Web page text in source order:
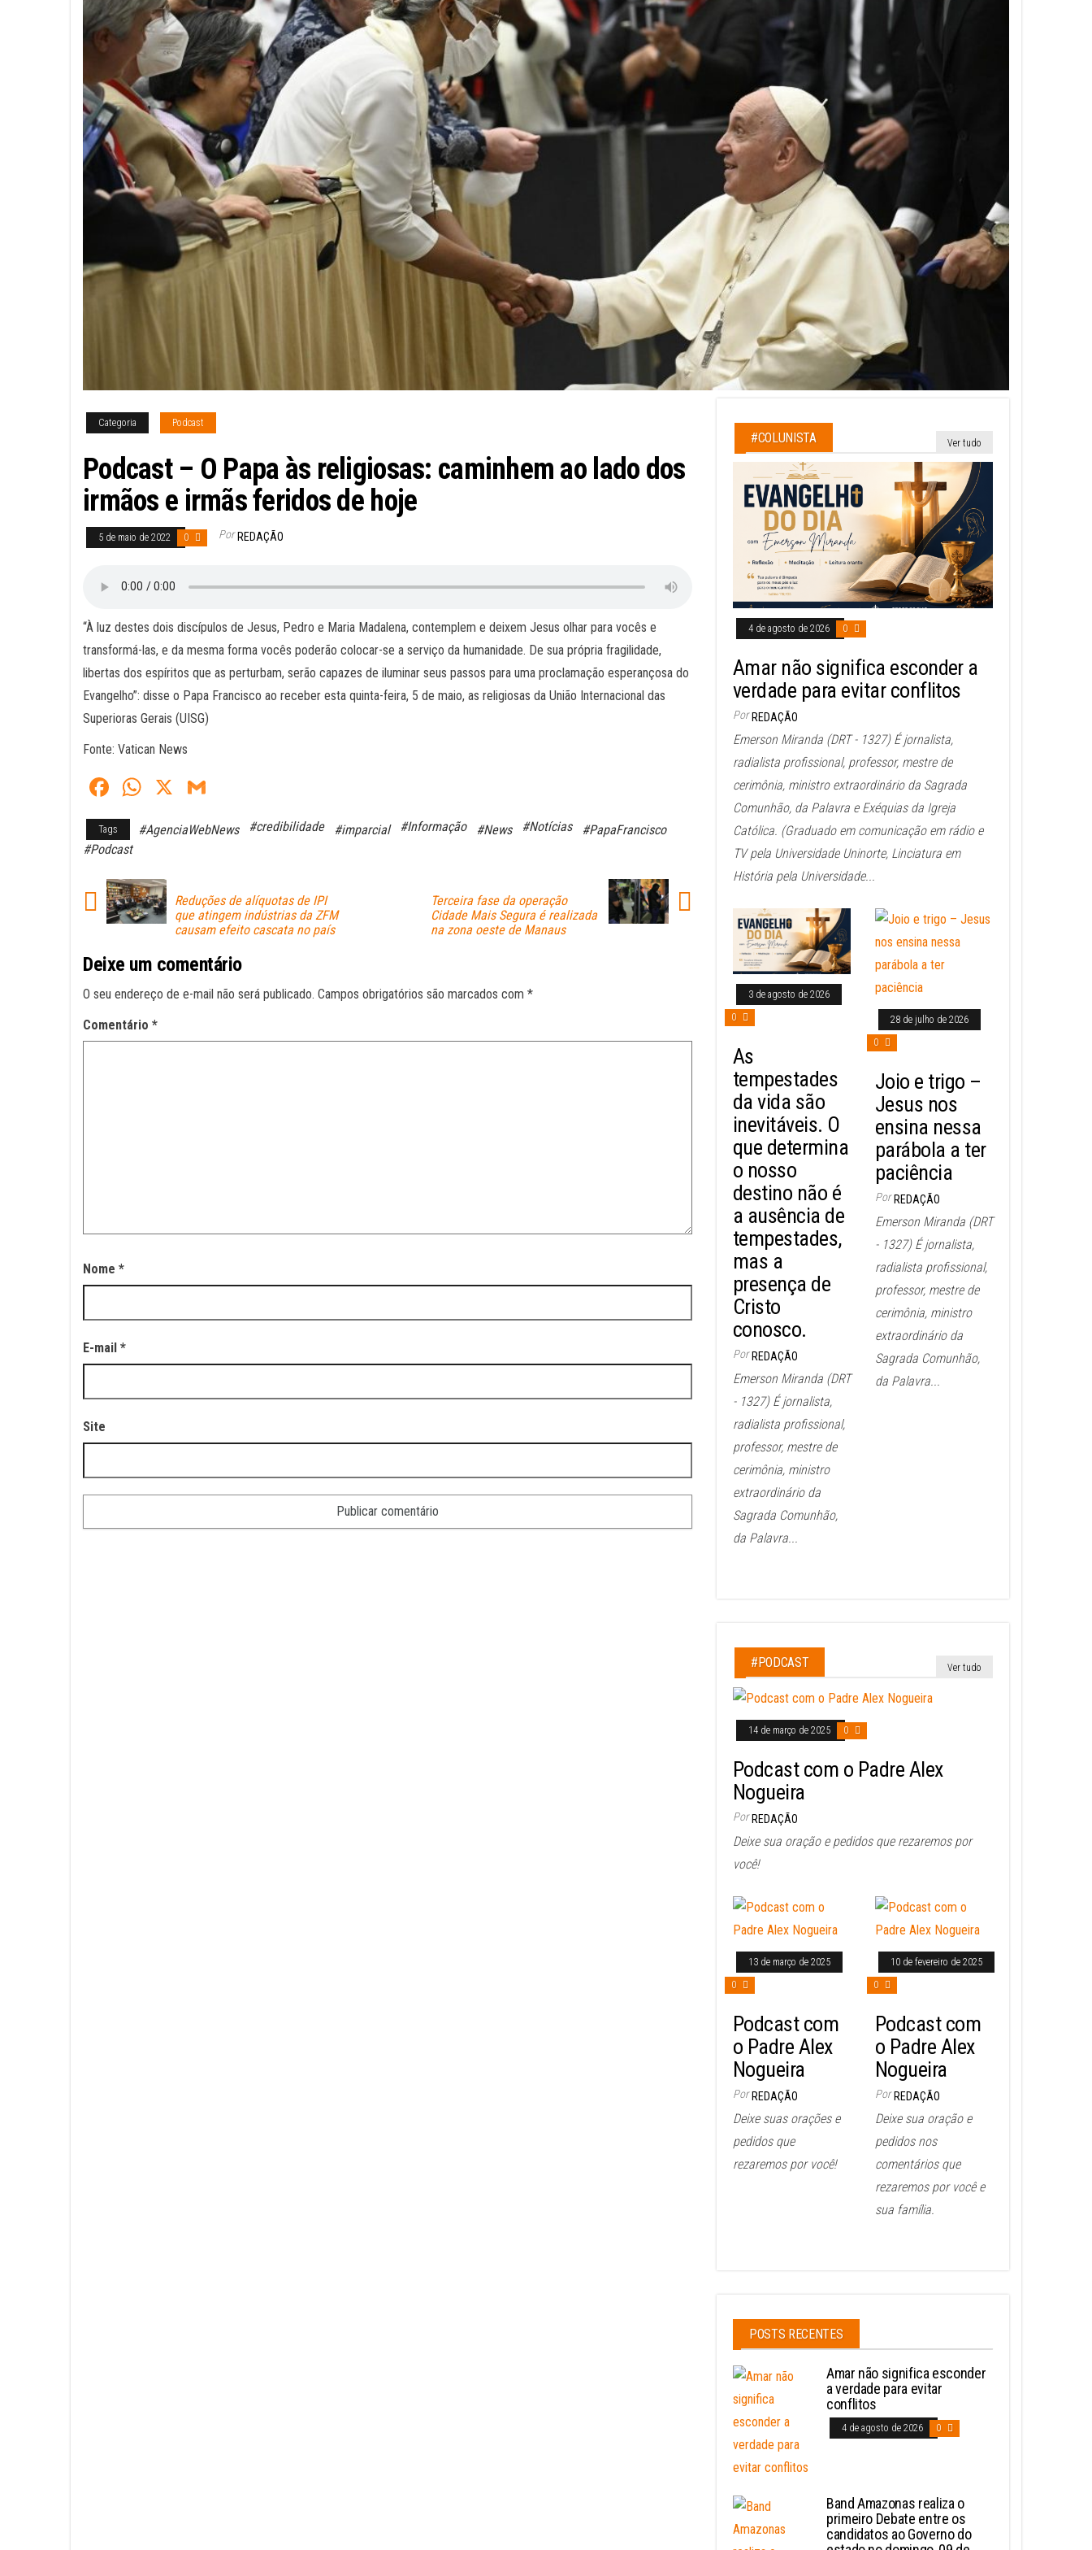
Categoria Podcast
Podcast – O Papa às religiosas: caminhem ao lado dos
irmãos e irmãs feridos de hoje
5 de maio de 2022 0 Por REDAÇÃO
“À luz destes dois discípulos de Jesus, Pedro e Maria Madalena, contemplem e deixem Jesus olhar para vocês e
transformá-las, e da mesma forma vocês poderão colocar-se a serviço da humanidade. De sua própria fragilidade,
libertas dos espíritos que as perturbam, serão capazes de iluminar seus passos para uma proclamação esperançosa do
Evangelho”: disse o Papa Francisco ao receber esta quinta-feira, 5 de maio, as religiosas da União Internacional das
Superioras Gerais (UISG)
Fonte: Vatican News
Fa
ce
bo
ok
W
ts
pp
X
ail
Tags #AgenciaWebNews #credibilidade #imparcial #Informação #News #Notícias
#PapaFrancisco
#Podcast
Reduções de alíquotas de IPI
que atingem indústrias da ZFM
causam efeito cascata no país
Terceira fase da operação
Cidade Mais Segura é realizada
na zona oeste de Manaus
Deixe um comentário
O seu endereço de e-mail não será publicado. Campos obrigatórios são marcados com *
Comentário *
Nome *
E-mail *
Site
#COLUNISTA Ver tudo
4 de agosto de 2026 0
Amar não significa esconder a
verdade para evitar conflitos
Por REDAÇÃO
Emerson Miranda (DRT - 1327) É jornalista,
radialista profissional, professor, mestre de
cerimônia, ministro extraordinário da Sagrada
Comunhão, da Palavra e Exéquias da Igreja
Católica. (Graduado em comunicação em rádio e
TV pela Universidade Uninorte, Linciatura em
História pela Universidade...
3 de agosto de 2026
0
As
tempestades
da vida são
inevitáveis. O
que determina
o nosso
destino não é
a ausência de
tempestades,
mas a
presença de
Cristo
conosco.
Por REDAÇÃO
Emerson Miranda (DRT
- 1327) É jornalista,
radialista profissional,
professor, mestre de
cerimônia, ministro
extraordinário da
Sagrada Comunhão,
da Palavra...
28 de julho de 2026
0
Joio e trigo –
Jesus nos
ensina nessa
parábola a ter
paciência
Por REDAÇÃO
Emerson Miranda (DRT
- 1327) É jornalista,
radialista profissional,
professor, mestre de
cerimônia, ministro
extraordinário da
Sagrada Comunhão,
da Palavra...
#PODCAST Ver tudo
14 de março de 2025 0
Podcast com o Padre Alex
Nogueira
Por REDAÇÃO
Deixe sua oração e pedidos que rezaremos por
você!
13 de março de 2025
0
Podcast com
o Padre Alex
Nogueira
Por REDAÇÃO
Deixe suas orações e
pedidos que
rezaremos por você!
10 de fevereiro de 2025
0
Podcast com
o Padre Alex
Nogueira
Por REDAÇÃO
Deixe sua oração e
pedidos nos
comentários que
rezaremos por você e
sua família.
POSTS RECENTES
Amar não significa esconder
a verdade para evitar
conflitos
4 de agosto de 2026 0
Band Amazonas realiza o
primeiro Debate entre os
candidatos ao Governo do